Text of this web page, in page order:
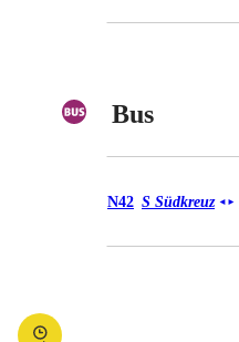
Bus
Bus N42
N42 S Südkreuz ◄ ►